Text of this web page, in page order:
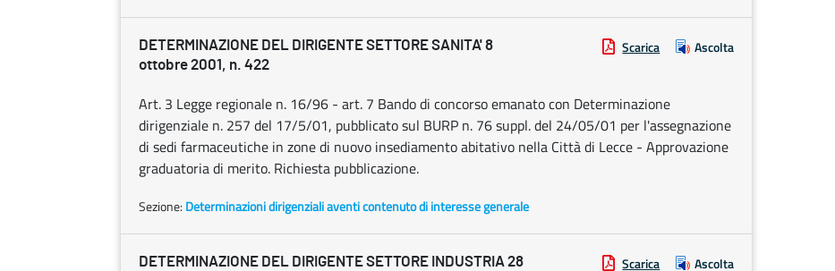
DETERMINAZIONE DEL DIRIGENTE SETTORE SANITA' 8
ottobre 2001, n. 422
Scarica Ascolta
Art. 3 Legge regionale n. 16/96 - art. 7 Bando di concorso emanato con Determinazione
dirigenziale n. 257 del 17/5/01, pubblicato sul BURP n. 76 suppl. del 24/05/01 per l'assegnazione
di sedi farmaceutiche in zone di nuovo insediamento abitativo nella Città di Lecce - Approvazione
graduatoria di merito. Richiesta pubblicazione.
Sezione: Determinazioni dirigenziali aventi contenuto di interesse generale
DETERMINAZIONE DEL DIRIGENTE SETTORE INDUSTRIA 28 Scarica Ascolta